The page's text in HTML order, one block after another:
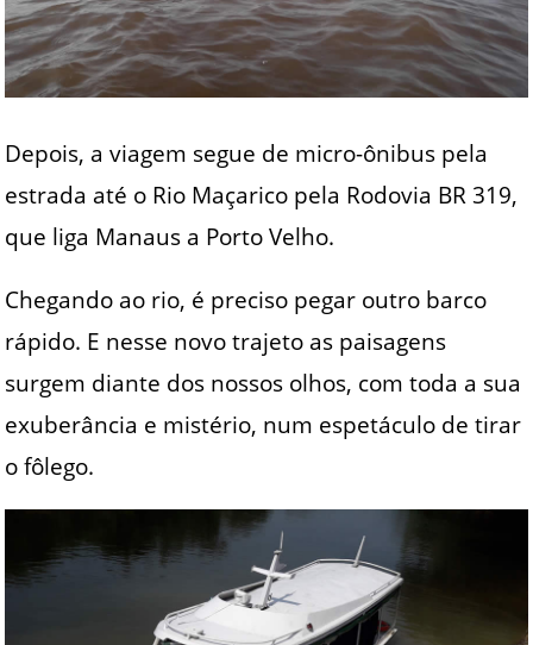
Depois, a viagem segue de micro-ônibus pela
estrada até o Rio Maçarico pela Rodovia BR 319,
que liga Manaus a Porto Velho.
Chegando ao rio, é preciso pegar outro barco
rápido. E nesse novo trajeto as paisagens
surgem diante dos nossos olhos, com toda a sua
exuberância e mistério, num espetáculo de tirar
o fôlego.